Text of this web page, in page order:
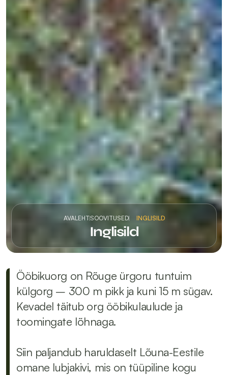
AVALEHTSOOVITUSED INGLISILD
Inglisild
Ööbikuorg on Rõuge ürgoru tuntuim
külgorg – 300 m pikk ja kuni 15 m sügav.
Kevadel täitub org ööbikulaulude ja
toomingate lõhnaga.
Siin paljandub haruldaselt Lõuna-Eestile
omane lubjakivi, mis on tüüpiline kogu